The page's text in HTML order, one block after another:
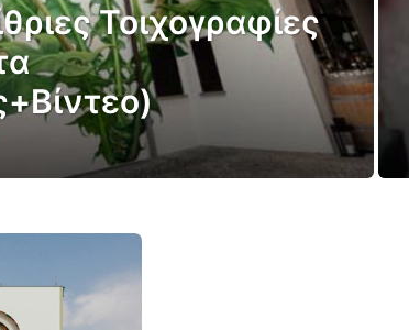
Τοιχογραφίες